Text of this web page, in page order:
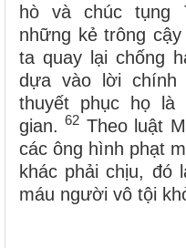
hò và chúc tụng
những kẻ trông
ta quay lại chống
dựa vào lời chính
thuyết phục họ là
gian.62 Theo luật
các ông hình phạt
khác phải chịu, đó
máu người vô tội